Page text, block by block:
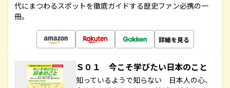
代にまつわるスポットを徹底ガイドする歴史ファン必携の一
冊。
詳細を見る
Ｓ０１ 今こそ学びたい日本のこと
知っているようで知らない 日本人の心、